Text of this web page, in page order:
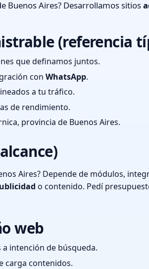
Buenos Aires? Desarrollamos sitios
(referencia
que definamos juntos.
con WhatsApp.
a tu tráfico.
de rendimiento.
provincia de Buenos Aires.
Aires? Depende de módulos,
o contenido. Pedí
web
intención de búsqueda.
carga contenidos.